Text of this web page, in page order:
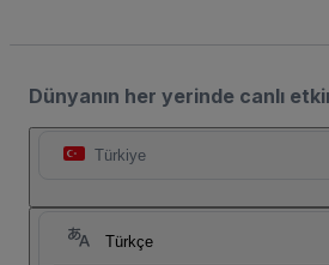
Dünyanın her yerinde canlı
Türkiye
Türkçe